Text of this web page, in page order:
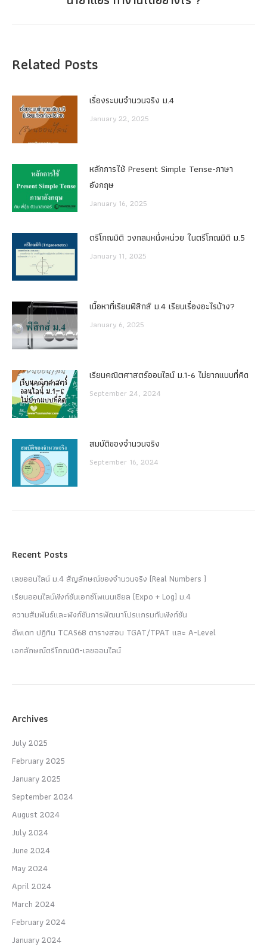
Related Posts
เรื่องระบบจํานวนจริง ม.4
January 22, 2025
หลักการใช้ Present Simple Tense-ภาษา
อังกฤษ
January 16, 2025
ตรีโกณมิติ วงกลมหนึ่งหน่วย ในตรีโกณมิติ ม.5
January 11, 2025
เนื้อหาที่เรียนฟิสิกส์ ม.4 เรียนเรื่องอะไรบ้าง?
January 6, 2025
เรียนคณิตศาสตร์ออนไลน์ ม.1-6 ไม่ยากแบบที่คิด
September 24, 2024
สมบัติของจำนวนจริง
September 16, 2024
Recent Posts
เลขออนไลน์ ม.4 สัญลักษณ์ของจำนวนจริง (Real Numbers )
เรียนออนไลน์ฟังก์ชันเอกซ์โพเนนเชียล (Expo + Log) ม.4
ความสัมพันธ์และฟังก์ชันการพัฒนาโปรแกรมกับฟังก์ชัน
อัพเดท ปฏิทิน TCAS68 ตารางสอบ TGAT/TPAT และ A-Level
เอกลักษณ์ตรีโกณมิติ-เลขออนไลน์
Archives
July 2025
February 2025
January 2025
September 2024
August 2024
July 2024
June 2024
May 2024
April 2024
March 2024
February 2024
January 2024